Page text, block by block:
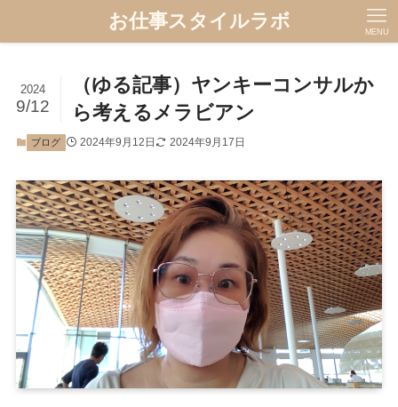
お仕事スタイルラボ MENU
（ゆる記事）ヤンキーコンサルか
ら考えるメラビアン
2024
9/12
ブログ 2024年9月12日 2024年9月17日